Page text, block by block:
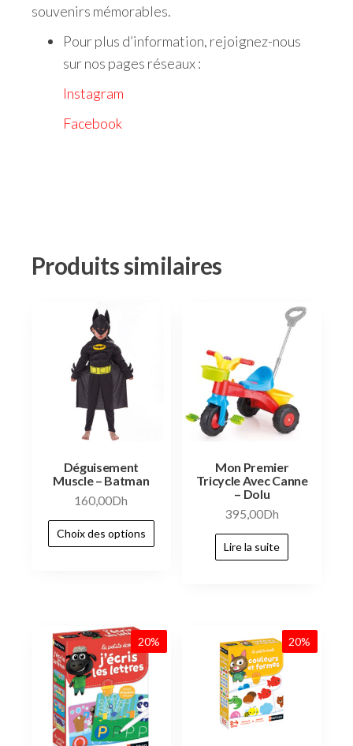
souvenirs mémorables.
Pour plus d’information, rejoignez-nous
sur nos pages réseaux :
Instagram
Facebook
Produits similaires
Déguisement
Muscle – Batman
160,00Dh
Choix des options
Mon Premier
Tricycle Avec Canne
– Dolu
395,00Dh
Lire la suite
20% 20%